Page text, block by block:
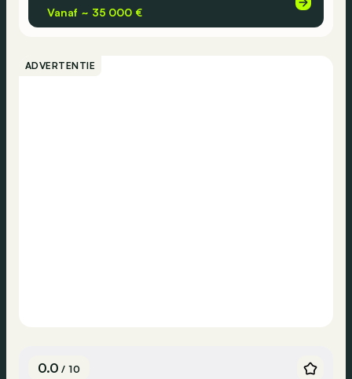
Vanaf ~ 35 000 €
ADVERTENTIE
0.0/ 10